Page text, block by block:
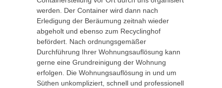
werden. Der Container wird dann nach
Erledigung der Beräumung zeitnah wieder
abgeholt und ebenso zum Recyclinghof
befördert. Nach ordnungsgemäßer
Durchführung Ihrer Wohnungsauflösung kann
gerne eine Grundreinigung der Wohnung
erfolgen. Die Wohnungsauflösung in und um
Süthen unkompliziert, schnell und professionell